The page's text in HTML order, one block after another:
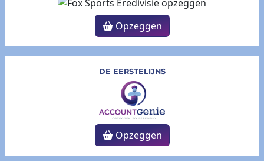
Opzeggen
DE EERSTELIJNS
Opzeggen